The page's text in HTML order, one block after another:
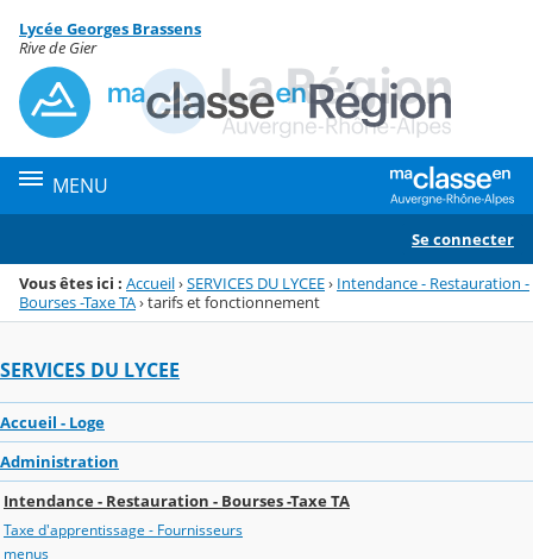
Menu de la rubrique
Contenu
Lycée Georges Brassens
Rive de Gier
MENU
Se connecter
Vous êtes ici : Accueil›SERVICES DU LYCEE› Intendance - Restauration -
Bourses -Taxe TA›tarifs et fonctionnement
SERVICES DU LYCEE
Accueil - Loge
Administration
Intendance - Restauration - Bourses -Taxe TA
Taxe d'apprentissage - Fournisseurs
menus